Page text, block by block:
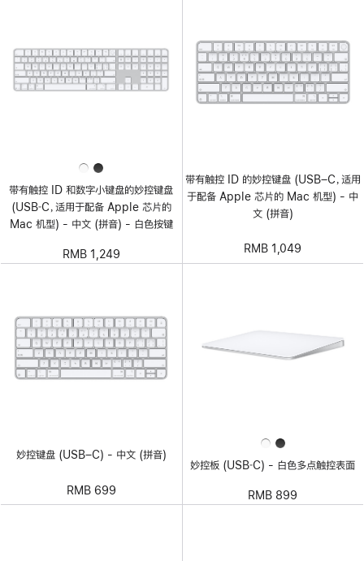
带有触控 ID 和数字小键盘的妙控键盘
(USB‑C，适用于配备 Apple 芯片的
Mac 机型) - 中文 (拼音) - 白色按键
RMB 1,249
带有触控 ID 的妙控键盘 (USB–C，适用
于配备 Apple 芯片的 Mac 机型) - 中
文 (拼音)
RMB 1,049
妙控键盘 (USB–C) - 中文 (拼音)
RMB 699
妙控板 (USB‑C) - 白色多点触控表面
RMB 899